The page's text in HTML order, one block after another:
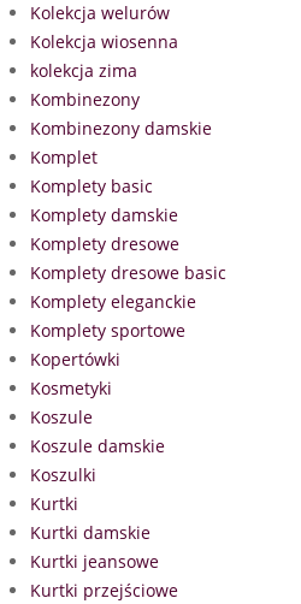
Kolekcja welurów
Kolekcja wiosenna
kolekcja zima
Kombinezony
Kombinezony damskie
Komplet
Komplety basic
Komplety damskie
Komplety dresowe
Komplety dresowe basic
Komplety eleganckie
Komplety sportowe
Kopertówki
Kosmetyki
Koszule
Koszule damskie
Koszulki
Kurtki
Kurtki damskie
Kurtki jeansowe
Kurtki przejściowe